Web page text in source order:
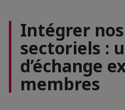
Intégrer
sectoriels :
d’échange
membres